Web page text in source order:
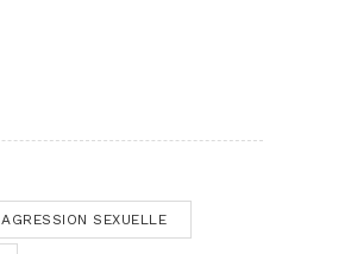
AGRESSION SEXUELLE